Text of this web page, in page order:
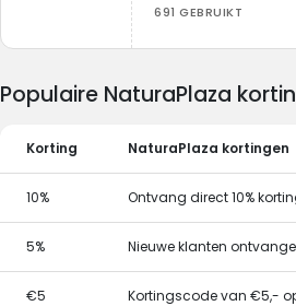
691 GEBRUIKT
Populaire NaturaPlaza
Korting NaturaPlaza kortingen
10% Ontvang direct 10%
5% Nieuwe klanten
€5 Kortingscode van €5,-